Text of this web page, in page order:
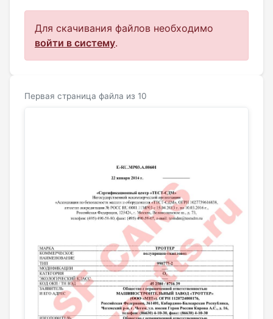
Для скачивания файлов необходимо
войти в систему.
Первая страница файла из 10